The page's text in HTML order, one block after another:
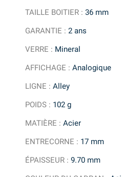
TAILLE BOITIER :36 mm
GARANTIE :2 ans
VERRE : Mineral
AFFICHAGE :Analogique
LIGNE :Alley
POIDS : 102 g
MATIÈRE :Acier
ENTRECORNE : 17 mm
ÉPAISSEUR :9.70 mm